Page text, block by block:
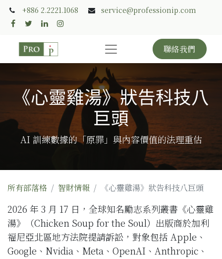
+886 2.2221.1068 service@professionip.com
聯絡我們
《心靈雞湯》狀告科技八
巨頭
AI 訓練數據的「原罪」與內容價值的法理重估
所有部落格 智財情報 《心靈雞湯》狀告科技八巨頭
2026 年 3 月 17 日，全球知名勵志系列叢書《心靈雞
湯》（Chicken Soup for the Soul）出版商於加利
福尼亞北區地方法院提請訴訟，對象包括 Apple、
Google、Nvidia、Meta、OpenAI、Anthropic、